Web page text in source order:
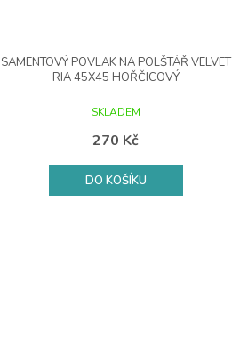
SAMENTOVÝ POVLAK NA POLŠTÁŘ VELVET
RIA 45X45 HOŘČICOVÝ
SKLADEM
270 Kč
DO KOŠÍKU